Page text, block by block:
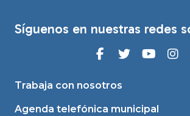
Síguenos en nuestras redes
Trabaja con nosotros
Agenda telefónica municipal